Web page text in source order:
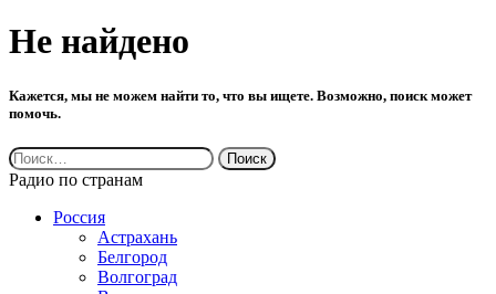
Не найдено
Кажется, мы не можем найти то, что вы ищете. Возможно, поиск может
помочь.
Найти:
Радио по странам
Россия
Астрахань
Белгород
Волгоград